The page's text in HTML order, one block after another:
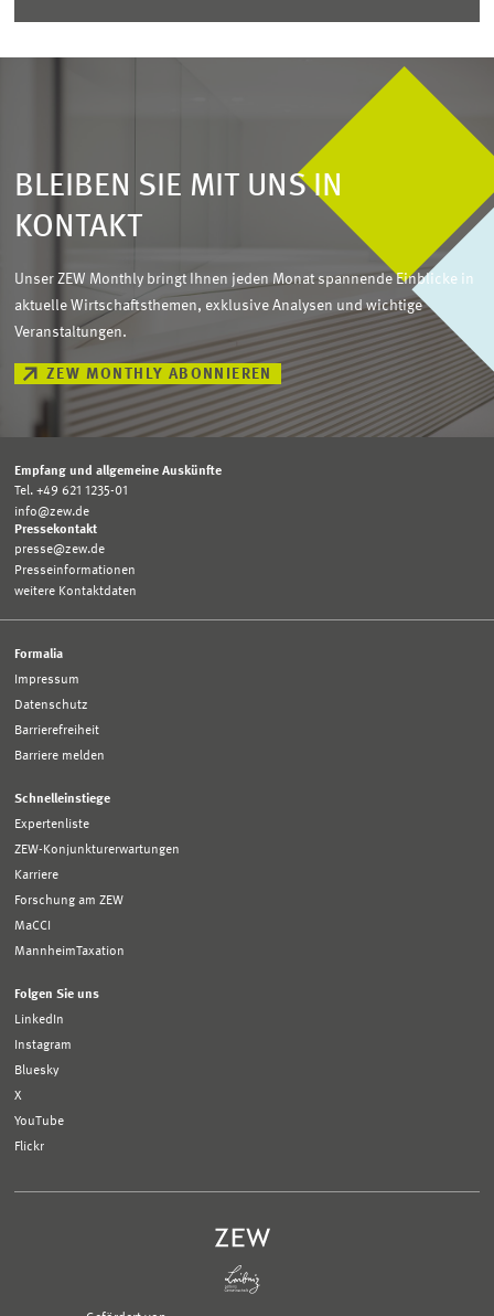
BLEIBEN SIE MIT UNS IN
KONTAKT
Unser ZEW Monthly bringt Ihnen jeden Monat spannende Einblicke in
aktuelle Wirtschaftsthemen, exklusive Analysen und wichtige
Veranstaltungen.
ZEW MONTHLY ABONNIEREN
Empfang und allgemeine Auskünfte
Tel. +49 621 1235-01
info@zew.de
Pressekontakt
presse@zew.de
Presseinformationen
weitere Kontaktdaten
Formalia
Impressum
Datenschutz
Barrierefreiheit
Barriere melden
Schnelleinstiege
Expertenliste
ZEW-Konjunkturerwartungen
Karriere
Forschung am ZEW
MaCCI
MannheimTaxation
Folgen Sie uns
LinkedIn
Instagram
Bluesky
X
YouTube
Flickr